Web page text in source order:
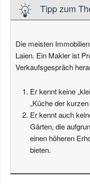
Tipp zum
Die meisten
Laien. Ein Makler ist
Verkaufsgespräch
Er kennt keine
„Küche der kurzen
Er kennt auch
Gärten, die
einen höheren
bieten.